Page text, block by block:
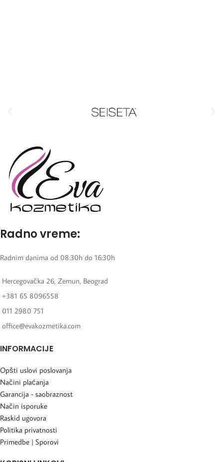
Radno vreme:
Radnim danima od 08:30h do 16:30h
Hercegovačka 26, Zemun, Beograd
+381 65 8096558
011 2980 751
office@evakozmetika.com
INFORMACIJE
Opšti uslovi poslovanja
Načini plaćanja
Garancija - saobraznost
Način isporuke
Raskid ugovora
Politika privatnosti
Primedbe | Sporovi